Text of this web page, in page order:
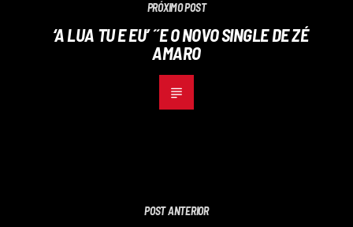
PRÓXIMO POST
‘A LUA TU E EU’ ´´E O NOVO SINGLE DE ZÉ
AMARO
POST ANTERIOR